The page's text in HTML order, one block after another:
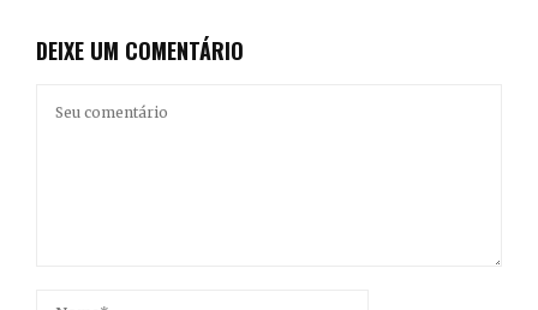
DEIXE UM COMENTÁRIO